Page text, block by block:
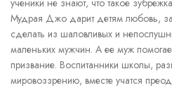
ученики не знают, что такое
Мудрая Джо дарит детям любовь,
сделать из шаловливых и
маленьких мужчин. А ее муж
призвание. Воспитанники школы,
мировоззрению, вместе учатся